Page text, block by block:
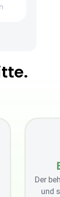
Der
und